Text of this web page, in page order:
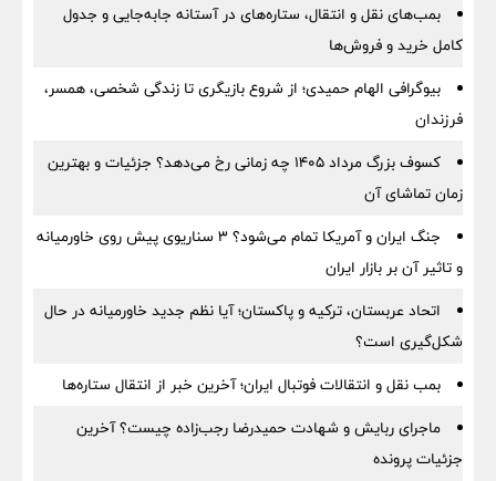
بمب‌های نقل و انتقال، ستاره‌های در آستانه جابه‌جایی و جدول
کامل خرید و فروش‌ها
بیوگرافی الهام حمیدی؛ از شروع بازیگری تا زندگی شخصی، همسر،
فرزندان
کسوف بزرگ مرداد ۱۴۰۵ چه زمانی رخ می‌دهد؟ جزئیات و بهترین
زمان تماشای آن
جنگ ایران و آمریکا تمام می‌شود؟ ۳ سناریوی پیش روی خاورمیانه
و تاثیر آن بر بازار ایران
اتحاد عربستان، ترکیه و پاکستان؛ آیا نظم جدید خاورمیانه در حال
شکل‌گیری است؟
بمب نقل‌ و انتقالات فوتبال ایران؛ آخرین خبر از انتقال ستاره‌ها
ماجرای ربایش و شهادت حمیدرضا رجب‌زاده چیست؟ آخرین
جزئیات پرونده